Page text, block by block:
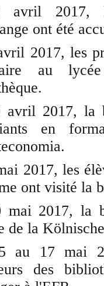
2017,
ont été
2017, les
au
avril 2017, la
en
2017, les
ont visité la
mai 2017, la
de la
au 17 mai
des